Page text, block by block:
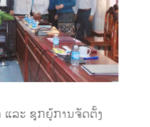
ແລະ ຊຸກຍູ້ການຈັດຕັ້ງ